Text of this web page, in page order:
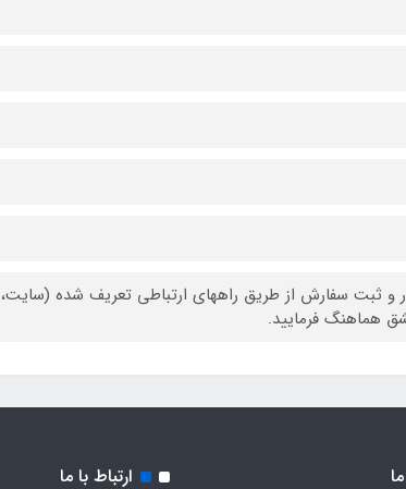
و ثبت سفارش از طریق راههای ارتباطی تعریف شده (سایت،
هماهنگ فرمایید.
ارتباط با ما